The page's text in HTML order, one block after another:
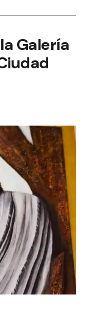
Galería